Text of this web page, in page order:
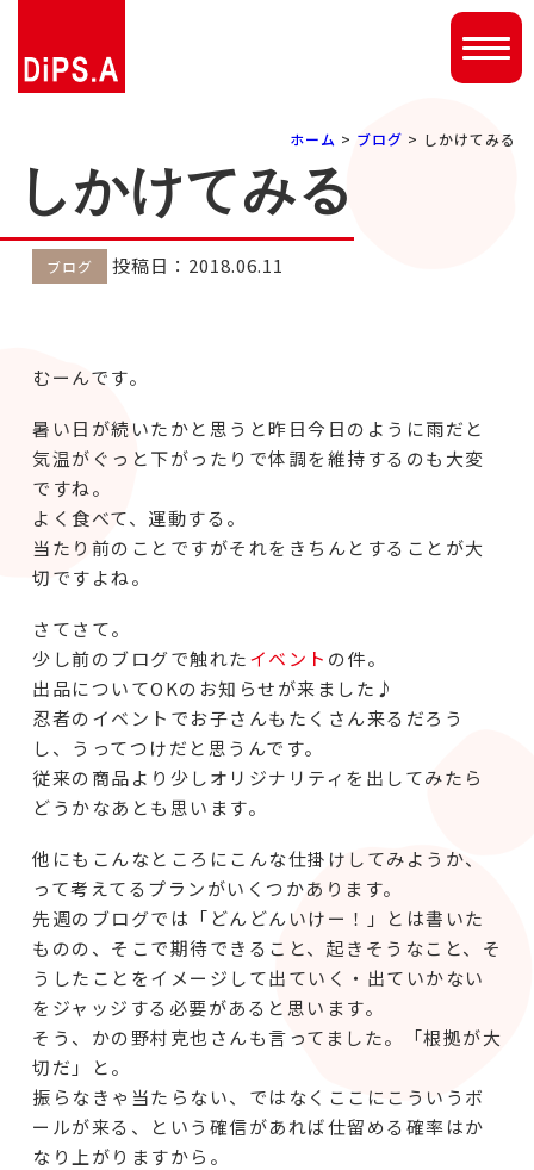
ホーム > ブログ > しかけてみる
しかけてみる
ブログ 投稿日：2018.06.11
むーんです。
暑い日が続いたかと思うと昨日今日のように雨だと
気温がぐっと下がったりで体調を維持するのも大変
ですね。
よく食べて、運動する。
当たり前のことですがそれをきちんとすることが大
切ですよね。
さてさて。
少し前のブログで触れたイベント の件。
出品についてOKのお知らせが来ました♪
忍者のイベントでお子さんもたくさん来るだろう
し、うってつけだと思うんです。
従来の商品より少しオリジナリティを出してみたら
どうかなあとも思います。
他にもこんなところにこんな仕掛けしてみようか、
って考えてるプランがいくつかあります。
先週のブログでは「どんどんいけー！」とは書いた
ものの、そこで期待できること、起きそうなこと、そ
うしたことをイメージして出ていく・出ていかない
をジャッジする必要があると思います。
そう、かの野村克也さんも言ってました。「根拠が大
切だ」と。
振らなきゃ当たらない、ではなくここにこういうボ
ールが来る、という確信があれば仕留める確率はか
なり上がりますから。